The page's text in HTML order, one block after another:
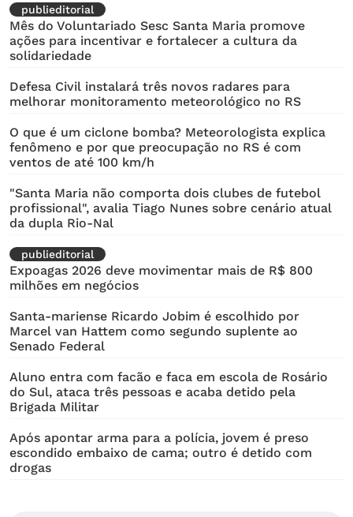
publieditorial
Mês do Voluntariado Sesc Santa Maria promove
ações para incentivar e fortalecer a cultura da
solidariedade
Defesa Civil instalará três novos radares para
melhorar monitoramento meteorológico no RS
O que é um ciclone bomba? Meteorologista explica
fenômeno e por que preocupação no RS é com
ventos de até 100 km/h
"Santa Maria não comporta dois clubes de futebol
profissional", avalia Tiago Nunes sobre cenário atual
da dupla Rio-Nal
publieditorial
Expoagas 2026 deve movimentar mais de R$ 800
milhões em negócios
Santa-mariense Ricardo Jobim é escolhido por
Marcel van Hattem como segundo suplente ao
Senado Federal
Aluno entra com facão e faca em escola de Rosário
do Sul, ataca três pessoas e acaba detido pela
Brigada Militar
Após apontar arma para a polícia, jovem é preso
escondido embaixo de cama; outro é detido com
drogas